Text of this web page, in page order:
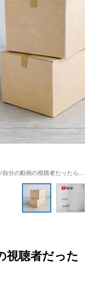
自分の動画の視聴者だったら…
視聴者だった